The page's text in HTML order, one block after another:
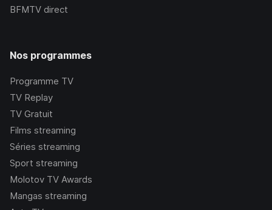
BFMTV direct
Nos programmes
Programme TV
TV Replay
TV Gratuit
Films streaming
Séries streaming
Sport streaming
Molotov TV Awards
Mangas streaming